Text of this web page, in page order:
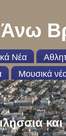
Νέα
Μουσικά